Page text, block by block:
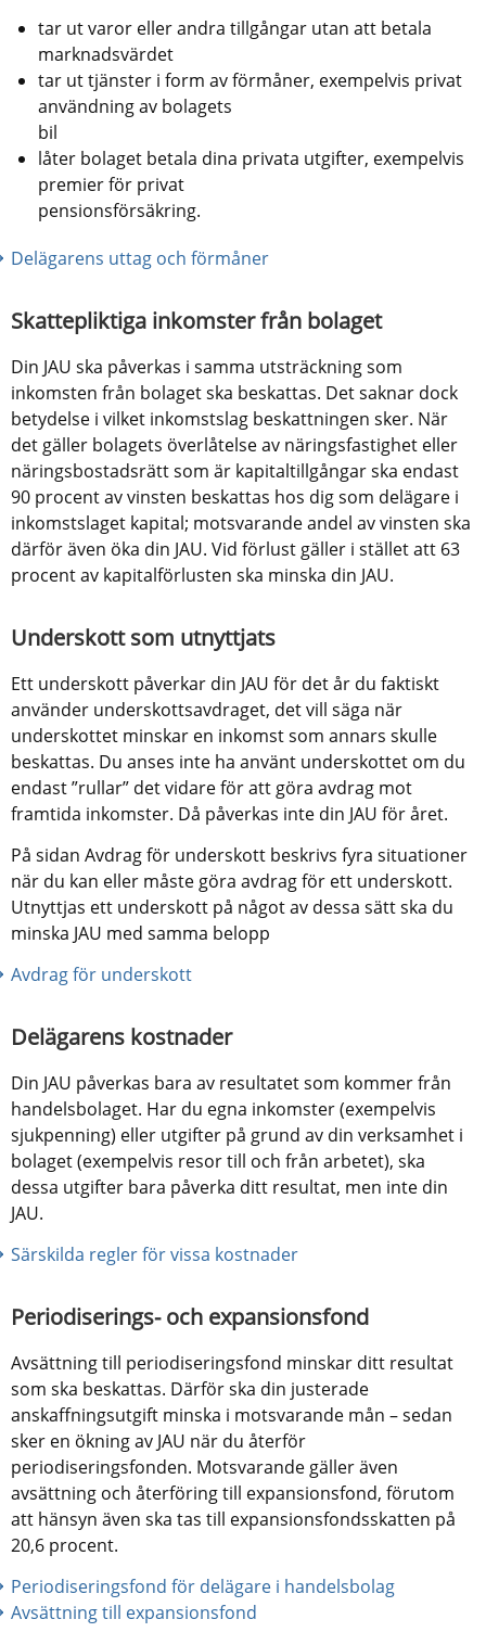
tar ut varor eller andra tillgångar utan att betala
marknadsvärdet
tar ut tjänster i form av förmåner, exempelvis privat
användning av bolagets
bil
låter bolaget betala dina privata utgifter, exempelvis
premier för privat
pensionsförsäkring.
Delägarens uttag och förmåner
Skattepliktiga inkomster från bolaget
Din JAU ska påverkas i samma utsträckning som
inkomsten från bolaget ska beskattas. Det saknar dock
betydelse i vilket inkomstslag beskattningen sker. När
det gäller bolagets överlåtelse av näringsfastighet eller
näringsbostadsrätt som är kapitaltillgångar ska endast
90 procent av vinsten beskattas hos dig som delägare i
inkomstslaget kapital; motsvarande andel av vinsten ska
därför även öka din JAU. Vid förlust gäller i stället att 63
procent av kapitalförlusten ska minska din JAU.
Underskott som utnyttjats
Ett underskott påverkar din JAU för det år du faktiskt
använder underskottsavdraget, det vill säga när
underskottet minskar en inkomst som annars skulle
beskattas. Du anses inte ha använt underskottet om du
endast ”rullar” det vidare för att göra avdrag mot
framtida inkomster. Då påverkas inte din JAU för året.
På sidan Avdrag för underskott beskrivs fyra situationer
när du kan eller måste göra avdrag för ett underskott.
Utnyttjas ett underskott på något av dessa sätt ska du
minska JAU med samma belopp
Avdrag för underskott
Delägarens kostnader
Din JAU påverkas bara av resultatet som kommer från
handelsbolaget. Har du egna inkomster (exempelvis
sjukpenning) eller utgifter på grund av din verksamhet i
bolaget (exempelvis resor till och från arbetet), ska
dessa utgifter bara påverka ditt resultat, men inte din
JAU.
Särskilda regler för vissa kostnader
Periodiserings- och expansionsfond
Avsättning till periodiseringsfond minskar ditt resultat
som ska beskattas. Därför ska din justerade
anskaffningsutgift minska i motsvarande mån – sedan
sker en ökning av JAU när du återför
periodiseringsfonden. Motsvarande gäller även
avsättning och återföring till expansionsfond, förutom
att hänsyn även ska tas till expansionsfondsskatten på
20,6 procent.
Periodiseringsfond för delägare i handelsbolag
Avsättning till expansionsfond